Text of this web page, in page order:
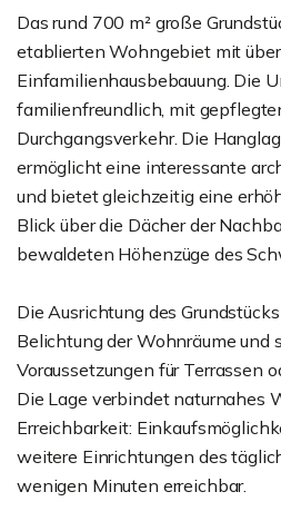
Das rund 700 m² große
etablierten Wohngebiet mit
Einfamilienhausbebauung. Die
familienfreundlich, mit
Durchgangsverkehr. Die
ermöglicht eine interessante
und bietet gleichzeitig eine
Blick über die Dächer der
bewaldeten Höhenzüge des
Die Ausrichtung des
Belichtung der Wohnräume und
Voraussetzungen für Terrassen
Die Lage verbindet naturnahes
Erreichbarkeit:
weitere Einrichtungen des
wenigen Minuten erreichbar.